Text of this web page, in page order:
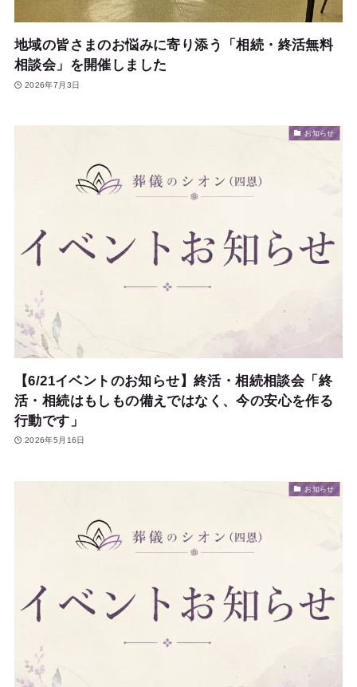
地域の皆さまのお悩みに寄り添う「相続・終活無料
相談会」を開催しました
2026年7月3日
お知らせ
【6/21イベントのお知らせ】終活・相続相談会「終
活・相続はもしもの備えではなく、今の安心を作る
行動です」
2026年5月16日
お知らせ